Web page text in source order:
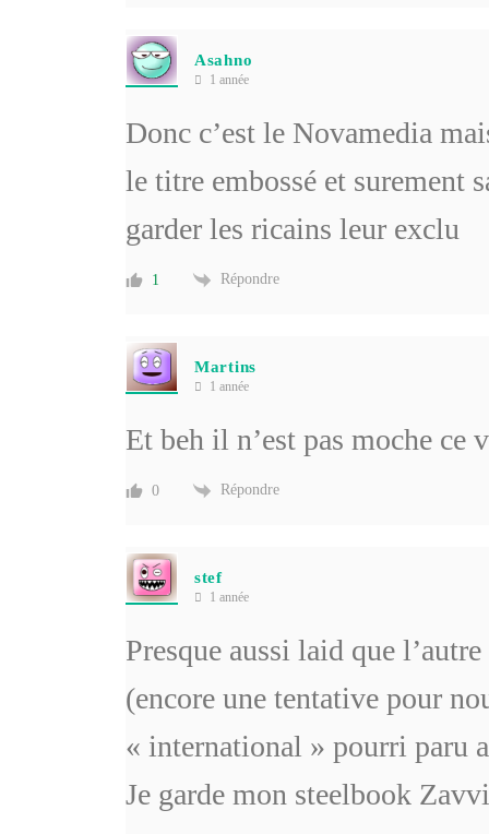
Asahno
1 année
Donc c’est le Novamedia
le titre embossé et surement
garder les ricains leur exclu
1 Répondre
Martins
1 année
Et beh il n’est pas moche ce
0 Répondre
stef
1 année
Presque aussi laid que
(encore une tentative pour
« international » pourri paru
Je garde mon steelbook